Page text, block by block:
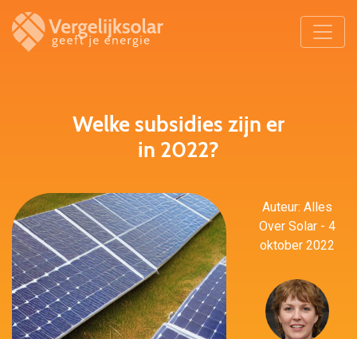
Welke subsidies zijn er
in 2022?
Auteur: Alles
Over Solar - 4
oktober 2022